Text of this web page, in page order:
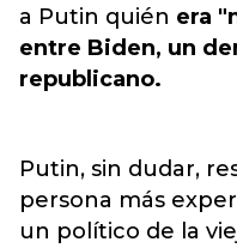
a Putin quién era
entre Biden, un
republicano.
Putin, sin dudar,
persona más
un político de la